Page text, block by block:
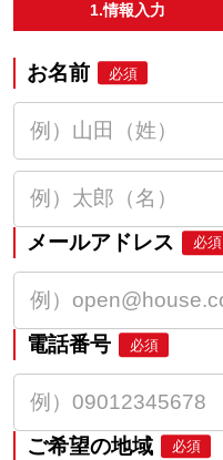
1.情報入力
お名前 必須
メールアドレス 必須
電話番号 必須
ご希望の地域 必須